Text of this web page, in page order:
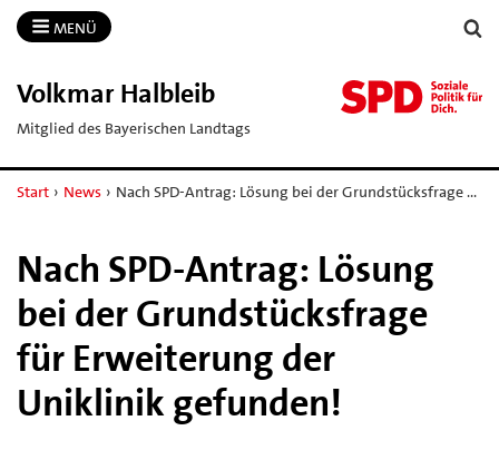
MENÜ
Volkmar Halbleib
Mitglied des Bayerischen Landtags
Start › News › Nach SPD-Antrag: Lösung bei der Grundstücksfrage …
Nach SPD-Antrag: Lösung
bei der Grundstücksfrage
für Erweiterung der
Uniklinik gefunden!